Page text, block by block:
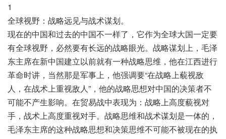
1
全球视野：战略远见与战术谋划。
现在的中国和过去的中国不一样了，它作为全球大国一定要
有全球视野，必然要有长远的战略眼光。战略谋划上，毛泽
东主席在新中国建立以前就有一种战略思维，他在江西进行
革命时讲，当然那是军事上，他强调要“在战略上藐视敌
人，在战术上重视敌人”，他的战略思想对中国的决策者不
可能不产生影响。在贸易战中表现为：战略上高度藐视对
手，战术上高度重视对手。战略思维和战术谋划是一体的，
毛泽东主席的这种战略思想和决策思维不可能不被现在的执